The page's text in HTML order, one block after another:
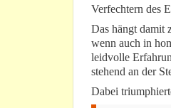
Verfechtern des
Das hängt damit
wenn auch in
leidvolle
stehend an der
Dabei